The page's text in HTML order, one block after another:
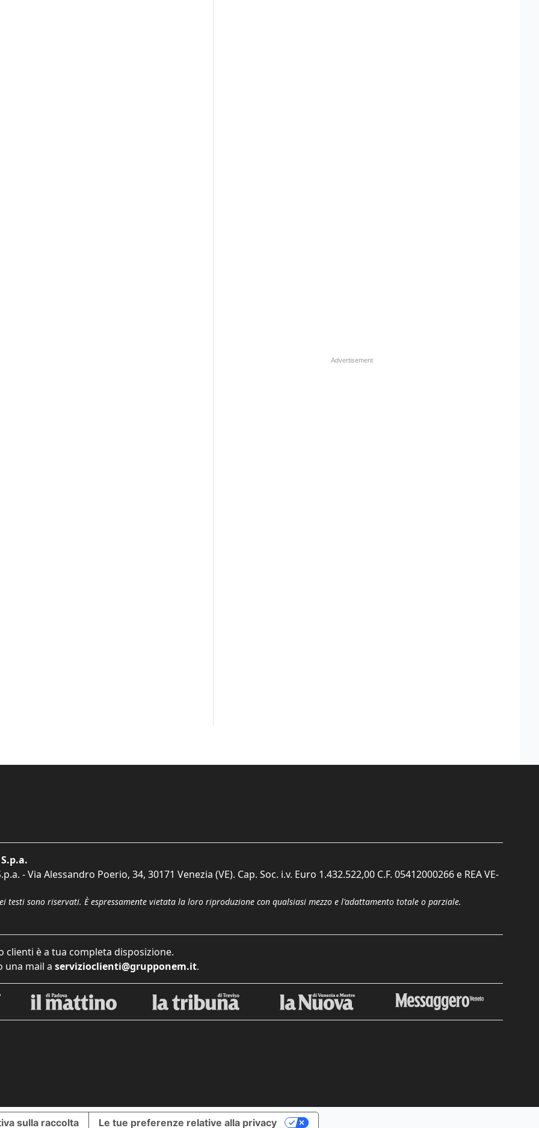
- Via Alessandro Poerio, 34, 30171 Venezia (VE). Cap. Soc. i.v. Euro 1.432.522,00 C.F. 05412000266 e REA VE-
testi sono riservati. È espressamente vietata la loro riproduzione con qualsiasi mezzo e l'adattamento totale o parziale.
clienti è a tua completa disposizione.
una mail a servizioclienti@grupponem.it.
sulla raccolta Le tue preferenze relative alla privacy